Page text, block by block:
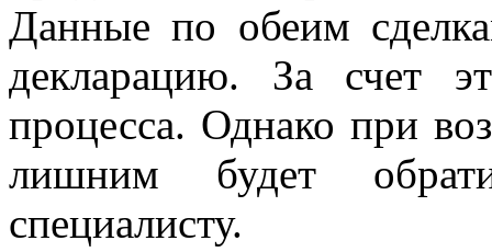
Данные по обеим
декларацию. За счет
процесса. Однако при
лишним будет
специалисту.